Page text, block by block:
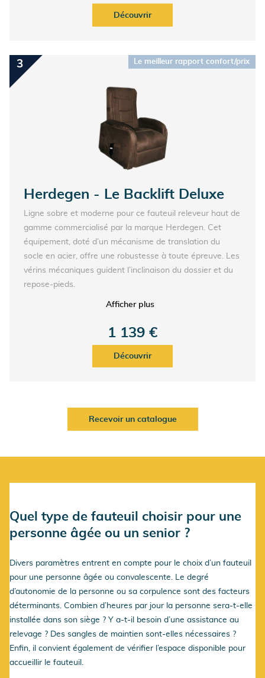
largeurs et 2 profondeurs. Elle s'entretient en machine à
30°, pour une meilleure hygiène.
Découvrir
3 Le meilleur rapport confort/prix
Herdegen - Le Backlift Deluxe
Ligne sobre et moderne pour ce fauteuil releveur haut de
gamme commercialisé par la marque Herdegen. Cet
équipement, doté d’un mécanisme de translation du
socle en acier, offre une robustesse à toute épreuve. Les
vérins mécaniques guident l’inclinaison du dossier et du
repose-pieds.
celui du repose jambes également. Tous deux
propose également une housse de protection en option,
en cas d’incontinence. Une large poche latérale accueille
Afficher plus
1 139 €
Découvrir
Recevoir un catalogue
Quel type de fauteuil choisir pour une
personne âgée ou un senior ?
Divers paramètres entrent en compte pour le choix d’un fauteuil
pour une personne âgée ou convalescente. Le degré
d’autonomie de la personne ou sa corpulence sont des facteurs
déterminants. Combien d’heures par jour la personne sera-t-elle
installée dans son siège ? Y a-t-il besoin d’une assistance au
relevage ? Des sangles de maintien sont-elles nécessaires ?
Enfin, il convient également de vérifier l’espace disponible pour
accueillir le fauteuil.